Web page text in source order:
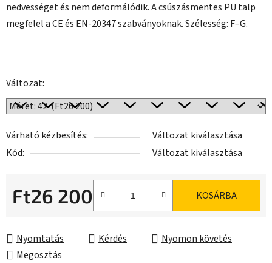
nedvességet és nem deformálódik. A csúszásmentes PU talp
megfelel a CE és EN-20347 szabványoknak. Szélesség: F–G.
Változat:
Várható kézbesítés:
Változat kiválasztása
Kód:
Változat kiválasztása
Ft26 200 KOSÁRBA
Nyomtatás Kérdés
Nyomon követés
Megosztás